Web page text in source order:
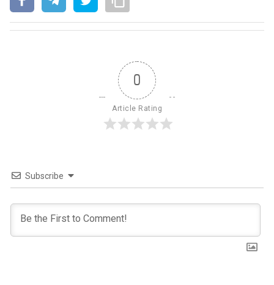
0
Article Rating
Subscribe